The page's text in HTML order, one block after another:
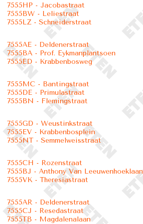
7555HP - Jacobastraat
7555BW - Leliestraat
7555LZ - Schneiderstraat
7555AE - Deldenerstraat
7555BA - Prof. Eykmanplantsoen
7555ED - Krabbenbosweg
7555MC - Bantingstraat
7555DE - Primulastraat
7555BN - Flemingstraat
7555GD - Weustinkstraat
7555EV - Krabbenbosplein
7555NT - Semmelweisstraat
7555CH - Rozenstraat
7555BJ - Anthony Van Leeuwenhoeklaan
7555VK - Theresiastraat
7555AR - Deldenerstraat
7555CJ - Resedastraat
7555TB - Magdalenalaan